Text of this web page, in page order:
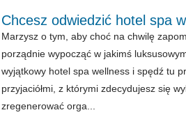
Chcesz odwiedzić hotel spa
Marzysz o tym, aby choć na chwilę
porządnie wypocząć w jakimś
wyjątkowy hotel spa wellness i spędź tu
przyjaciółmi, z którymi zdecydujesz się
zregenerować orga...